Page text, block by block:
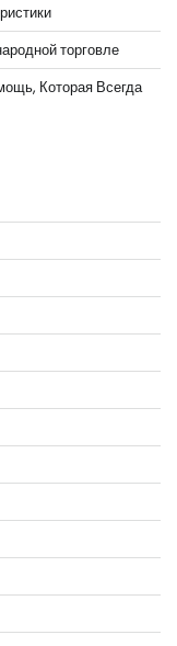
торговле
Которая Всегда